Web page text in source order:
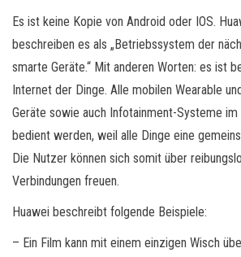
Es ist keine Kopie von Android oder IOS.
beschreiben es als „Betriebssystem der
smarte Geräte.“ Mit anderen Worten: es ist
Internet der Dinge. Alle mobilen Wearable
Geräte sowie auch Infotainment-Systeme
bedient werden, weil alle Dinge eine
Die Nutzer können sich somit über
Verbindungen freuen.
Huawei beschreibt folgende Beispiele:
– Ein Film kann mit einem einzigen Wisch